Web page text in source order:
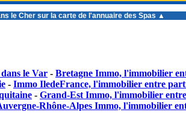
le Chersur la carte de l'annuaire des Spas ▲
le Var - Bretagne Immo, l'immobilier
- Immo IledeFrance, l'immobilier entre
- Grand-Est Immo, l'immobilier
Rhône-Alpes Immo, l'immobilier